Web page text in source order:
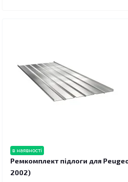
в наявності
Ремкомплект підлоги для
2002)